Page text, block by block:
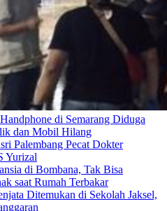
di Semarang Diduga
dan Mobil Hilang
Palembang Pecat Dokter
Yurizal
di Bombana, Tak Bisa
saat Rumah Terbakar
Ditemukan di Sekolah Jaksel,